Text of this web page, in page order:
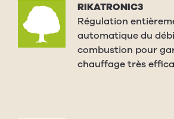
RIKATRONIC3
Régulation
automatique du
combustion pour
chauffage très